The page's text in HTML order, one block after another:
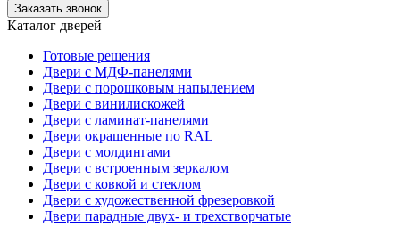
Заказать звонок
Каталог дверей
Готовые решения
Двери с МДФ-панелями
Двери с порошковым напылением
Двери с винилискожей
Двери с ламинат-панелями
Двери окрашенные по RAL
Двери с молдингами
Двери с встроенным зеркалом
Двери с ковкой и стеклом
Двери с художественной фрезеровкой
Двери парадные двух- и трехстворчатые